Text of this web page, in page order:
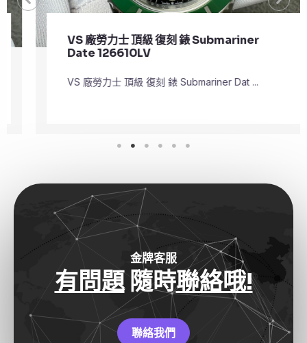
VS 廠勞力士 頂級 復刻 錶 Submariner
Date 126610LV
VS 廠勞力士 頂級 復刻 錶 Submariner Dat ...
金牌客服
有問題隨時聯絡哦!
聯絡我們